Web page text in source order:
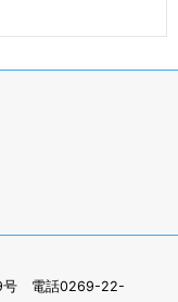
号 電話0269-22-